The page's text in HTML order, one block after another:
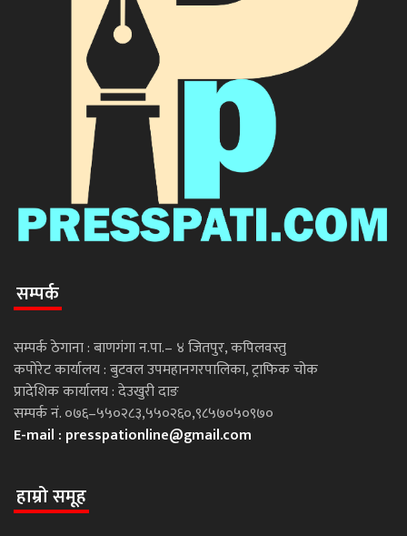
सम्पर्क
सम्पर्क ठेगाना : बाणगंगा न.पा.– ४ जितपुर, कपिलवस्तु
कपोरेट कार्यालय : बुटवल उपमहानगरपालिका, ट्राफिक चोक
प्रादेशिक कार्यालय : देउखुरी दाङ
सम्पर्क नं. ०७६–५५०२८३,५५०२६०,९८५७०५०९७०
E-mail : presspationline@gmail.com
हाम्रो समूह